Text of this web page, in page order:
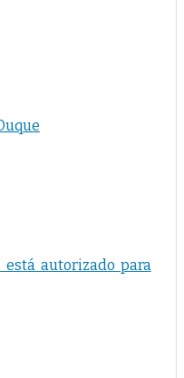
autorizado para